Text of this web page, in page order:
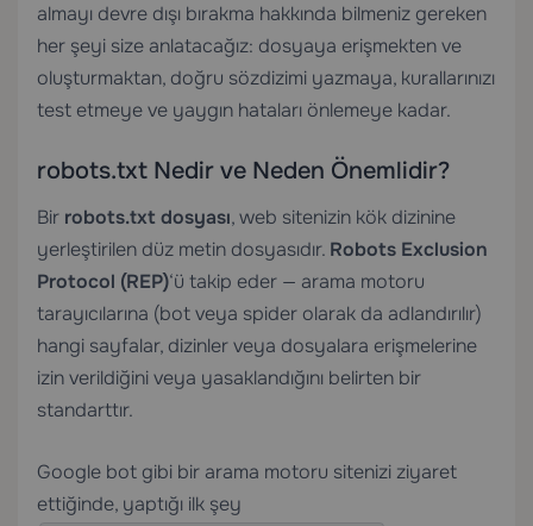
almayı devre dışı bırakma hakkında bilmeniz gereken
her şeyi size anlatacağız: dosyaya erişmekten ve
oluşturmaktan, doğru sözdizimi yazmaya, kurallarınızı
test etmeye ve yaygın hataları önlemeye kadar.
robots.txt Nedir ve Neden Önemlidir?
Bir robots.txt dosyası, web sitenizin kök dizinine
yerleştirilen düz metin dosyasıdır. Robots Exclusion
Protocol (REP)‘ü takip eder — arama motoru
tarayıcılarına (bot veya spider olarak da adlandırılır)
hangi sayfalar, dizinler veya dosyalara erişmelerine
izin verildiğini veya yasaklandığını belirten bir
standarttır.
Google bot gibi bir arama motoru sitenizi ziyaret
ettiğinde, yaptığı ilk şey